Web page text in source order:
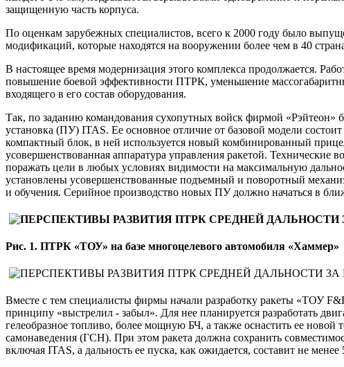
защищенную часть корпуса.
По оценкам зарубежных специалистов, всего к 2000 году было
модификаций, которые находятся на вооружении более чем в 40
В настоящее время модернизация этого комплекса продолжается.
повышение боевой эффективности ПТРК, уменьшение
входящего в его состав оборудования.
Так, по заданию командования сухопутных войск фирмой «Рэйтеон»
установка (ПУ) ITAS. Ее основное отличие от базовой модели
компактный блок, в ней используется новый комбинированный
усовершенствованная аппаратура управления ракетой. Технические
поражать цели в любых условиях видимости на максимальную
установлены усовершенствованные подъемный и поворотный
и обучения. Серийное производство новых ПУ должно начаться в
Рис. 1. ПТРК «ТОУ» на базе многоцелевого автомобиля «Хаммер»
Вместе с тем специалисты фирмы начали разработку ракеты «ТОУ
принципу «выстрелил - забыл». Для нее планируется разработать
гелеобразное топливо, более мощную БЧ, а также оснастить ее новой
самонаведения (ГСН). При этом ракета должна сохранить
включая ITAS, а дальность ее пуска, как ожидается, составит не менее